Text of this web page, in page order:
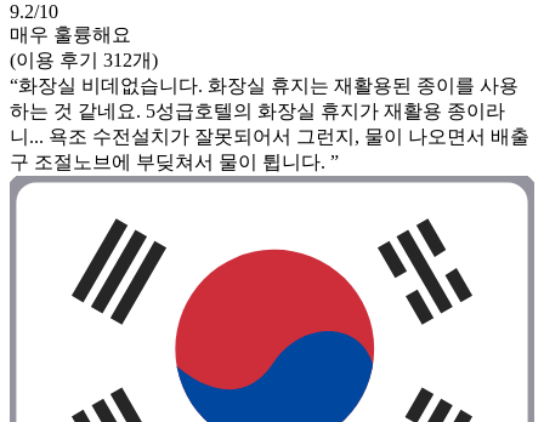
9.2/10
매우 훌륭해요
(이용 후기 312개)
“화장실 비데없습니다. 화장실 휴지는 재활용된 종이를 사용
하는 것 같네요. 5성급호텔의 화장실 휴지가 재활용 종이라
니... 욕조 수전설치가 잘못되어서 그런지, 물이 나오면서 배출
구 조절노브에 부딪쳐서 물이 튑니다. ”